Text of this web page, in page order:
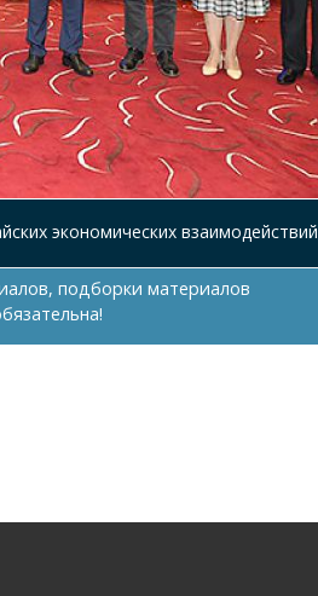
экономических взаимодействий
подборки материалов